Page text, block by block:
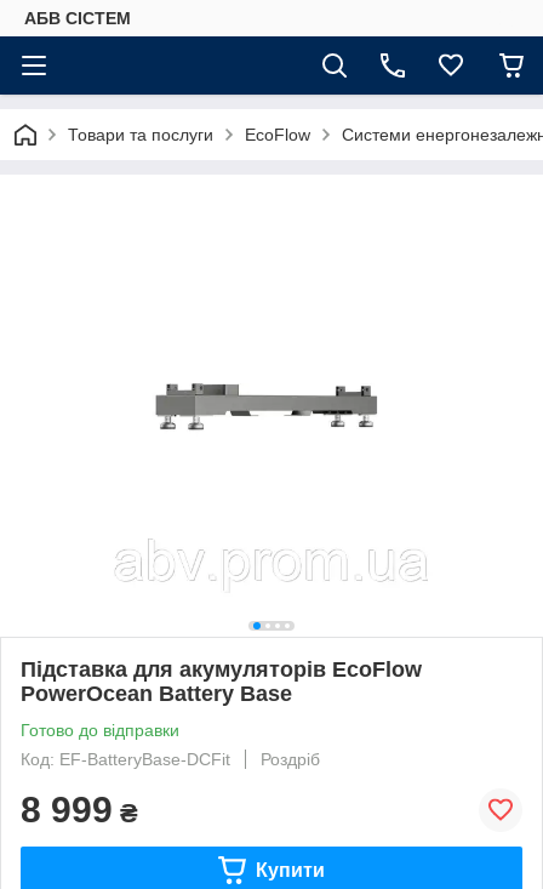
АБВ СІСТЕМ
Товари та послуги EcoFlow Системи
Підставка для акумуляторів EcoFlow
PowerOcean Battery Base
Готово до відправки
Код: EF-BatteryBase-DCFit
Роздріб
8 999 ₴
Купити